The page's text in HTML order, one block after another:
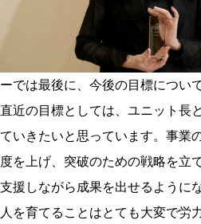
ーでは最後に、今後の目標につい
直近の目標としては、ユニット長
ていきたいと思っています。事業
度を上げ、突破のための戦略を立
支援しながら成果を出せるように
人を育てることはとても大変で労